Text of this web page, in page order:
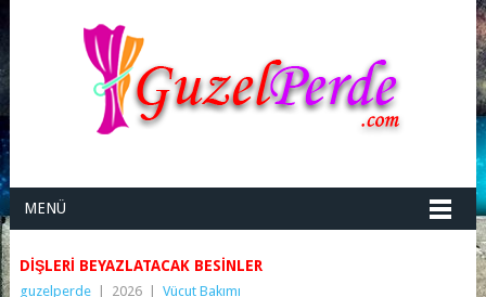
MENÜ
DIŞLERI BEYAZLATACAK BESINLER
guzelperde 2026 Vücut Bakımı